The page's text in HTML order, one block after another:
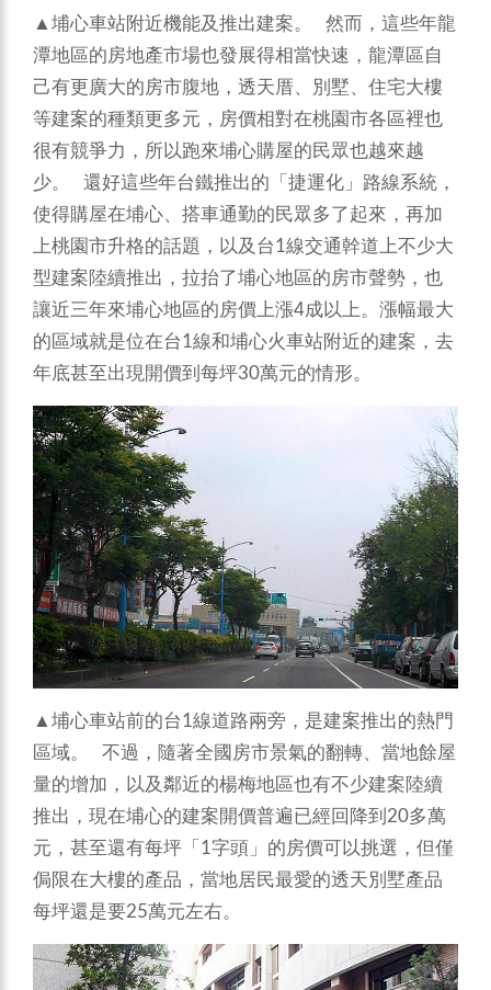
▲埔心車站附近機能及推出建案。 然而，這些年龍
潭地區的房地產市場也發展得相當快速，龍潭區自
己有更廣大的房市腹地，透天厝、別墅、住宅大樓
等建案的種類更多元，房價相對在桃園市各區裡也
很有競爭力，所以跑來埔心購屋的民眾也越來越
少。 還好這些年台鐵推出的「捷運化」路線系統，
使得購屋在埔心、搭車通勤的民眾多了起來，再加
上桃園市升格的話題，以及台1線交通幹道上不少大
型建案陸續推出，拉抬了埔心地區的房市聲勢，也
讓近三年來埔心地區的房價上漲4成以上。漲幅最大
的區域就是位在台1線和埔心火車站附近的建案，去
年底甚至出現開價到每坪30萬元的情形。
▲埔心車站前的台1線道路兩旁，是建案推出的熱門
區域。 不過，隨著全國房市景氣的翻轉、當地餘屋
量的增加，以及鄰近的楊梅地區也有不少建案陸續
推出，現在埔心的建案開價普遍已經回降到20多萬
元，甚至還有每坪「1字頭」的房價可以挑選，但僅
侷限在大樓的產品，當地居民最愛的透天別墅產品
每坪還是要25萬元左右。